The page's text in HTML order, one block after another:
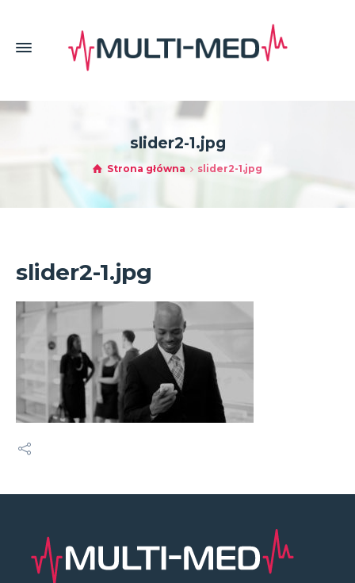
slider2-1.jpg
Strona główna slider2-1.jpg
slider2-1.jpg